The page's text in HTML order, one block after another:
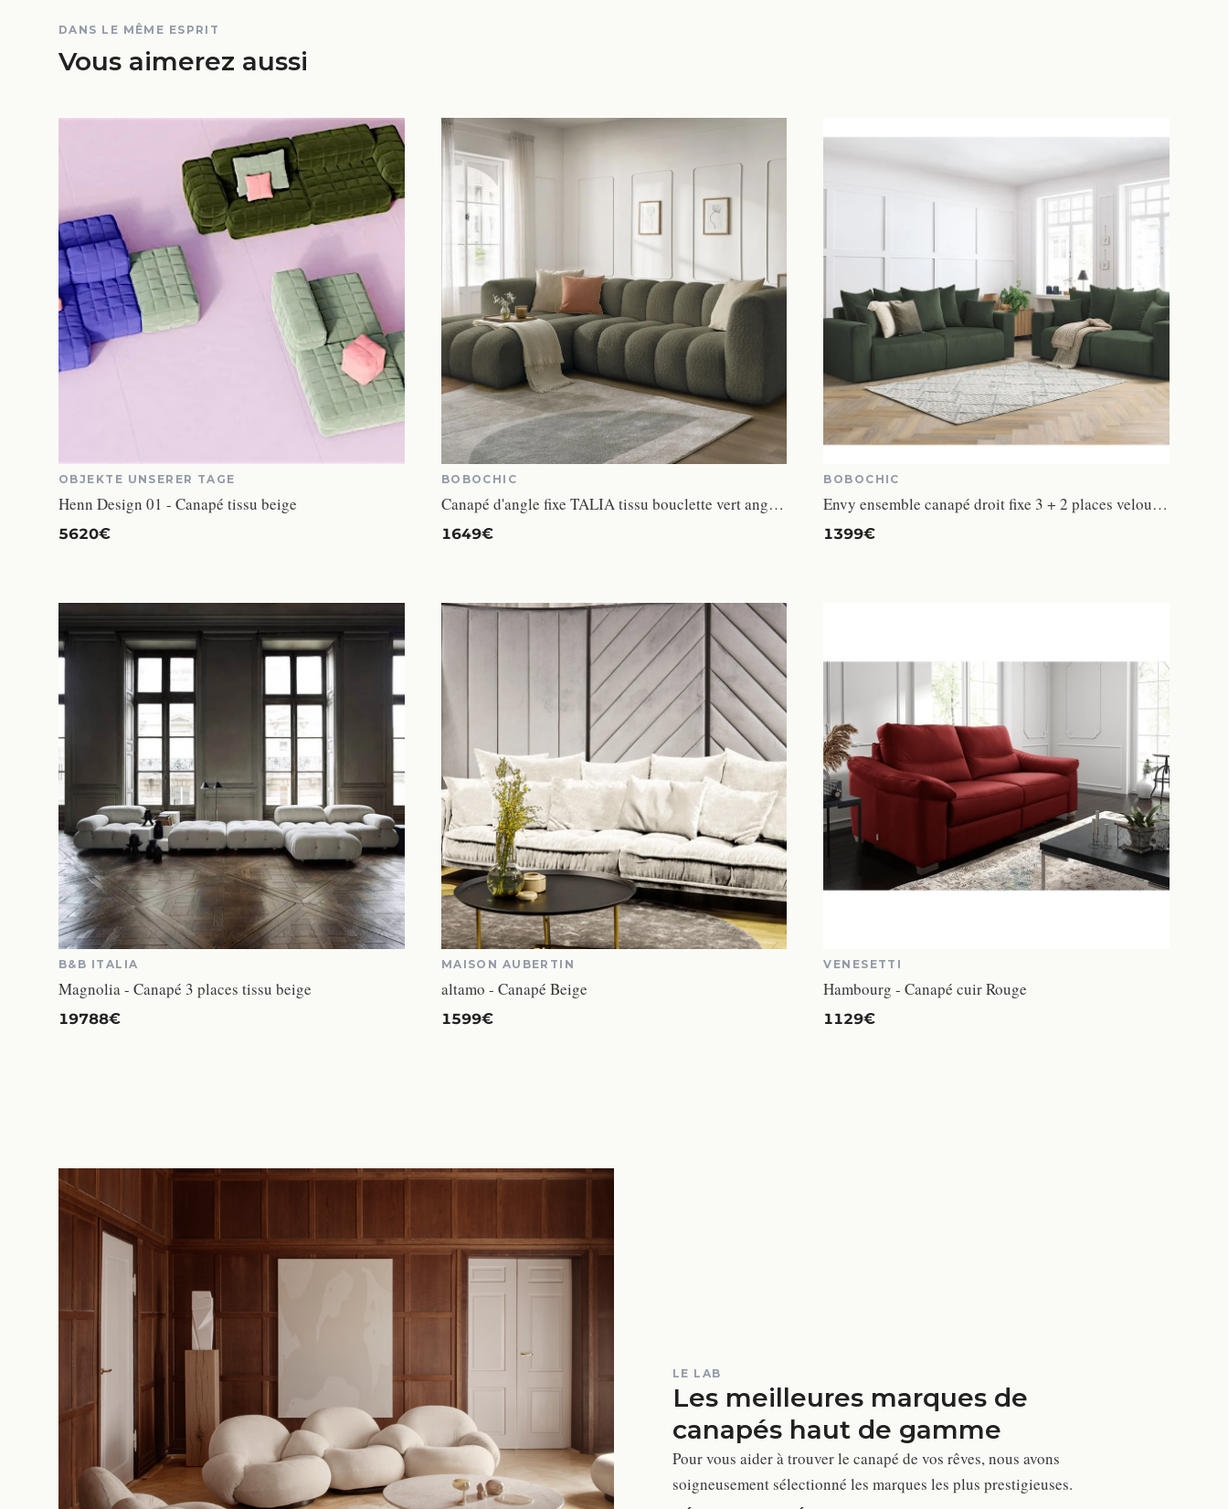
DANS LE MÊME ESPRIT
Vous aimerez aussi
OBJEKTE UNSERER TAGE
Henn Design 01 - Canapé tissu beige
5620€
BOBOCHIC
Canapé d'angle fixe TALIA tissu bouclette vert angle gauche BOBOCHIC 4 places
1649€
BOBOCHIC
Envy ensemble canapé droit fixe 3 + 2 places velours côtelé vert
1399€
B&B ITALIA
Magnolia - Canapé 3 places tissu beige
19788€
MAISON AUBERTIN
altamo - Canapé Beige
1599€
VENESETTI
Hambourg - Canapé cuir Rouge
1129€
LE LAB
Les meilleures marques de
canapés haut de gamme
Pour vous aider à trouver le canapé de vos rêves, nous avons
soigneusement sélectionné les marques les plus prestigieuses.